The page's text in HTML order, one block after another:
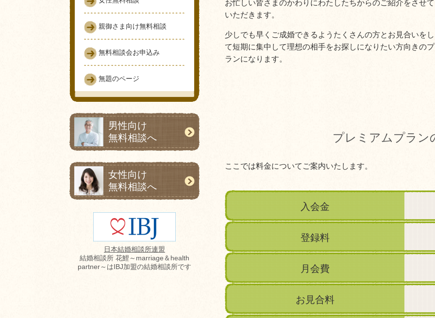
お忙しい皆さまのかわりにわたしたちからのご紹介をさせて
いただきます。
少しでも早くご成婚できるようたくさんの方とお見合いをし
て短期に集中して理想の相手をお探しになりたい方向きのプ
ランになります。
プレミアムプラン
ここでは料金についてご案内いたします。
入会金
登録料
月会費
お見合料
親御さま向け無料相談
無料相談会お申込み
無題のページ
男性向け
無料相談へ
女性向け
無料相談へ
日本結婚相談所連盟
結婚相談所 花鯉～marriage＆health
partner～はIBJ加盟の結婚相談所です